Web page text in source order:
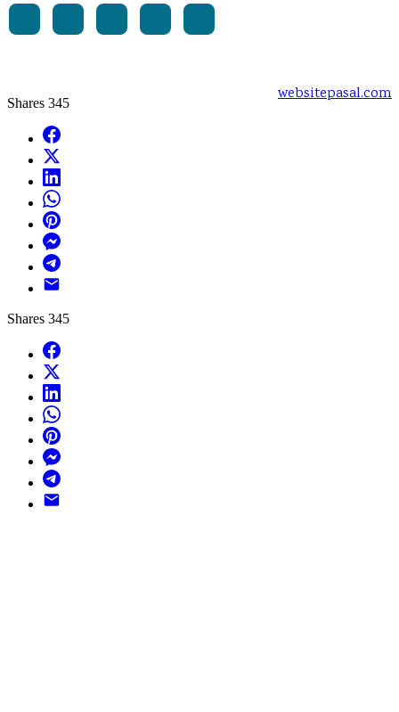
websitepasal.com
Shares 345
Facebook
WhatsApp
Pinterest
Messenger
Telegram
Shares 345
Facebook
WhatsApp
Pinterest
Messenger
Telegram